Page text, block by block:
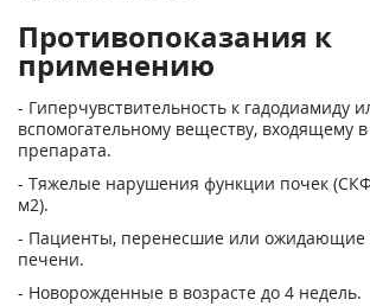
Противопоказания к
применению
- Гиперчувствительность к гадодиамиду
вспомогательному веществу, входящему в
препарата.
- Тяжелые нарушения функции почек
м2).
- Пациенты, перенесшие или ожидающие
печени.
- Новорожденные в возрасте до 4 недель.